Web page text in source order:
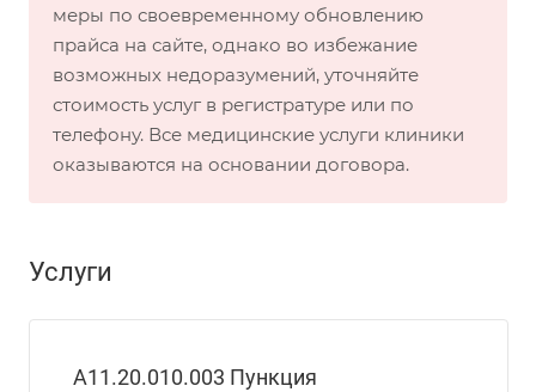
меры по своевременному обновлению
прайса на сайте, однако во избежание
возможных недоразумений, уточняйте
стоимость услуг в регистратуре или по
телефону. Все медицинские услуги клиники
оказываются на основании договора.
Услуги
А11.20.010.003 Пункция